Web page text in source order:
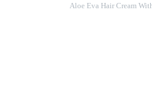
Aloe Eva Hair Cream